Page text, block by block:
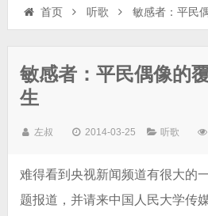
首页 听歌 敏感者：平民
敏感者：平民偶像的
生
左叔 2014-03-25 听歌
难得看到央视新闻频道有很大的
题报道，并请来中国人民大学传